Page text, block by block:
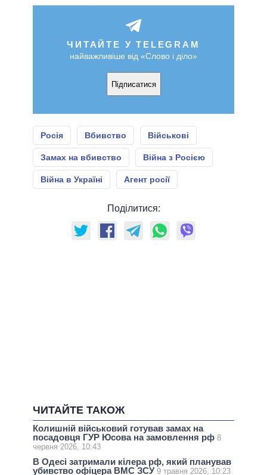
ЧИТАЙТЕ У TELEGRAM
найважливіше від «Слово і діло»
Підписатися
Росія Вбивство Військові
Замах на вбивство Війна з Росією
Війна в Україні Агент росії
Поділитися:
ЧИТАЙТЕ ТАКОЖ
Колишній військовий готував замах на
посадовця ГУР Юсова на замовлення рф 8
червня 2026, 10:43
В Одесі затримали кілера рф, який планував
убивство офіцера ВМС ЗСУ 9 травня 2026, 10:23